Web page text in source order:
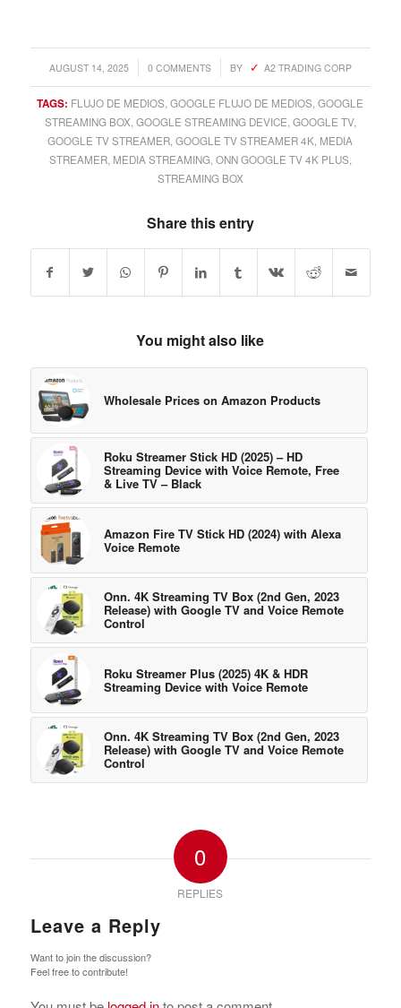
AUGUST 14, 2025
/ 0 COMMENTS
/ BY A2 TRADING CORP
TAGS: FLUJO DE MEDIOS,GOOGLE FLUJO DE MEDIOS,GOOGLE
STREAMING BOX,GOOGLE STREAMING DEVICE,GOOGLE TV,
GOOGLE TV STREAMER,GOOGLE TV STREAMER 4K, MEDIA
STREAMER, MEDIA STREAMING,ONN GOOGLE TV 4K PLUS,
STREAMING BOX
Share this entry
You might also like
Wholesale Prices on Amazon Products
Roku Streamer Stick HD (2025) – HD
Streaming Device with Voice Remote, Free
& Live TV – Black
Amazon Fire TV Stick HD (2024) with Alexa
Voice Remote
Onn. 4K Streaming TV Box (2nd Gen, 2023
Release) with Google TV and Voice Remote
Control
Roku Streamer Plus (2025) 4K & HDR
Streaming Device with Voice Remote
Onn. 4K Streaming TV Box (2nd Gen, 2023
Release) with Google TV and Voice Remote
Control
0
REPLIES
Leave a Reply
Want to join the discussion?
Feel free to contribute!